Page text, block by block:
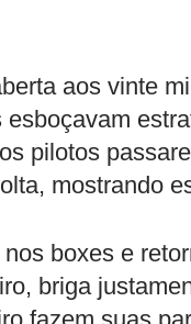
aos vinte
pilotos
mostrando
boxes e
briga